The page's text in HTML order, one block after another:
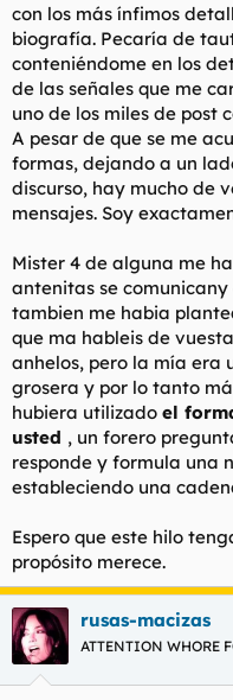
con los más ínfimos
biografía. Pecaría de
conteniéndome en los
de las señales que me
uno de los miles de post
A pesar de que se me
formas, dejando a un
discurso, hay mucho de
mensajes. Soy
Mister 4 de alguna me
antenitas se comunicany
tambien me habia
que ma hableis de
anhelos, pero la mía
grosera y por lo tanto
hubiera utilizado el
usted , un forero
responde y formula una
estableciendo una
Espero que este hilo
propósito merece.
rusas-macizas
ATTENTION WHORE